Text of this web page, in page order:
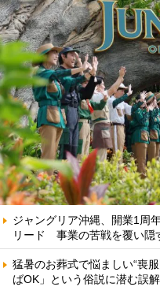
ジャングリア沖縄、開業1周
リード 事業の苦戦を覆い隠
猛暑のお葬式で悩ましい“喪
ばOK」という俗説に潜む誤